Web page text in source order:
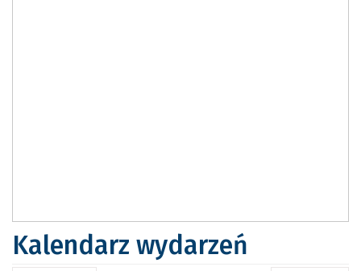
Kalendarz wydarzeń